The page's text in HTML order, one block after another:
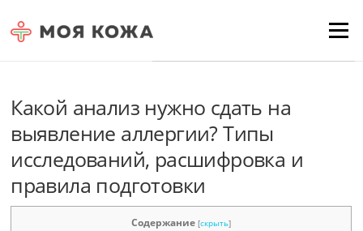
Menu
Какой анализ нужно сдать на
выявление аллергии? Типы
исследований, расшифровка и
правила подготовки
Содержание [скрыть]
Для любых предложений по